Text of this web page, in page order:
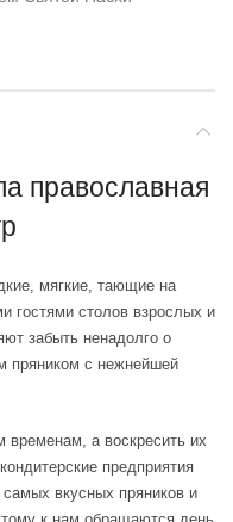
православная
мягкие, тающие на
гостями столов взрослых и
забыть ненадолго о
пряником с нежнейшей
временам, а воскресить их
предприятия
вкусных пряников и